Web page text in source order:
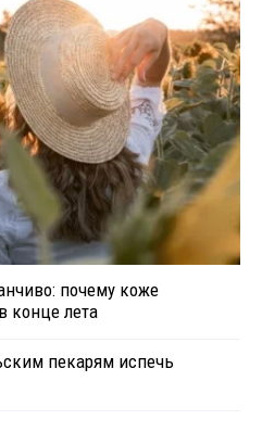
почему коже
конце лета
пекарям испечь